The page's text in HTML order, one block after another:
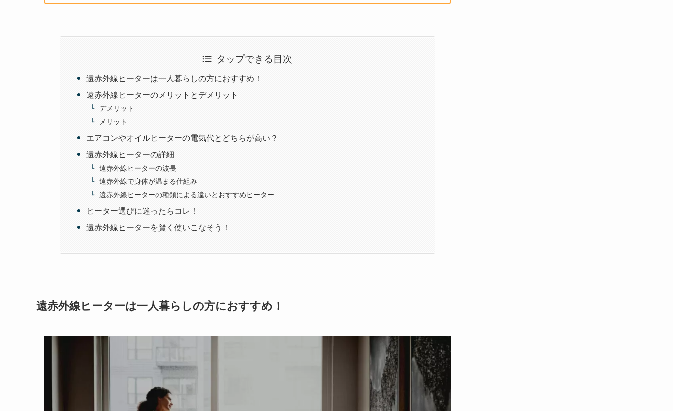
タップできる目次
遠赤外線ヒーターは一人暮らしの方におすすめ！
遠赤外線ヒーターのメリットとデメリット
デメリット
メリット
エアコンやオイルヒーターの電気代とどちらが高い？
遠赤外線ヒーターの詳細
遠赤外線ヒーターの波長
遠赤外線で身体が温まる仕組み
遠赤外線ヒーターの種類による違いとおすすめヒーター
ヒーター選びに迷ったらコレ！
遠赤外線ヒーターを賢く使いこなそう！
遠赤外線ヒーターは一人暮らしの方におすすめ！